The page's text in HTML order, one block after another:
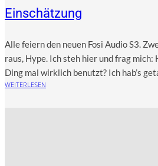
Einschätzung
Alle fei­ern den neu­en Fosi Audio S3.
raus, Hype. Ich steh hier und frag mich:
Ding mal wirk­lich benutzt? Ich hab’s
WEITERLESEN